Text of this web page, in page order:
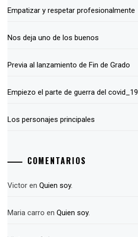
Empatizar y respetar profesionalmente
Nos deja uno de los buenos
Previa al lanzamiento de Fin de Grado
Empiezo el parte de guerra del covid_19
Los personajes principales
COMENTARIOS
Victor en Quien soy.
Maria carro en Quien soy.